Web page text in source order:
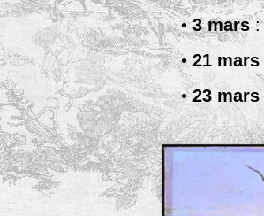
•3 mars:
• 21
•23 mars